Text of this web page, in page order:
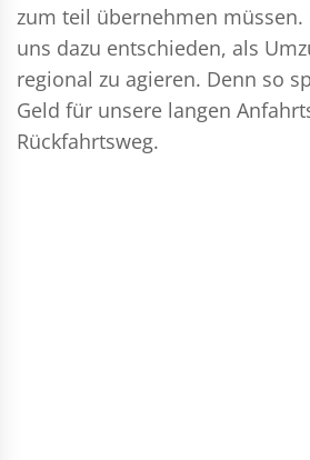
zum teil übernehmen
uns dazu entschieden, als
regional zu agieren. Denn so
Geld für unsere langen
Rückfahrtsweg.